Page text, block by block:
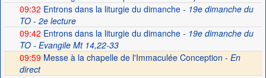
09:32 Entrons dans la liturgie du dimanche- 19e dimanche du
TO - 2e lecture
09:42 Entrons dans la liturgie du dimanche- 19e dimanche du
TO - Evangile Mt 14,22-33
09:59 Messe à la chapelle de l'Immaculée Conception - En
direct